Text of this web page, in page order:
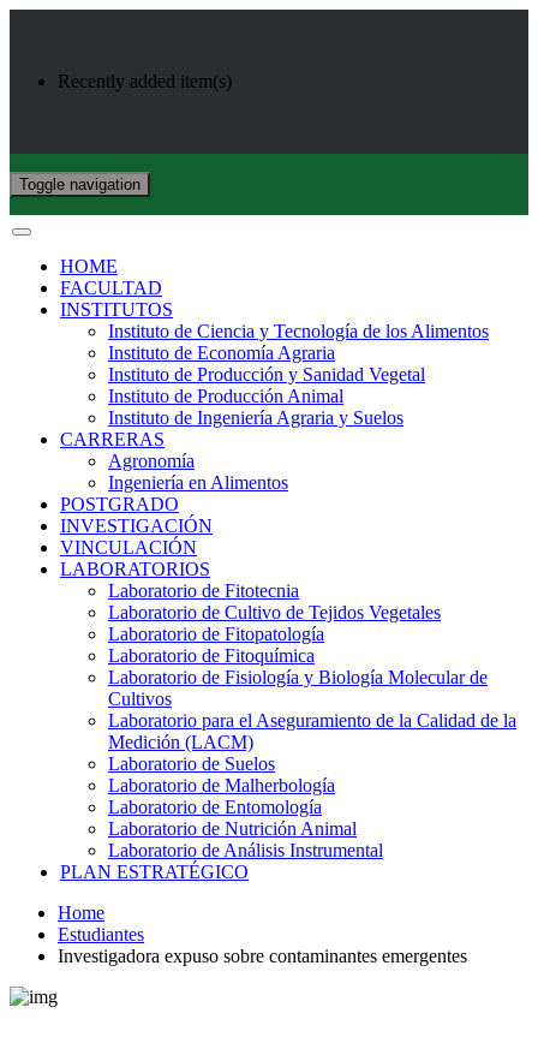
Recently added item(s)
Toggle navigation
HOME
FACULTAD
INSTITUTOS
Instituto de Ciencia y Tecnología de los Alimentos
Instituto de Economía Agraria
Instituto de Producción y Sanidad Vegetal
Instituto de Producción Animal
Instituto de Ingeniería Agraria y Suelos
CARRERAS
Agronomía
Ingeniería en Alimentos
POSTGRADO
INVESTIGACIÓN
VINCULACIÓN
LABORATORIOS
Laboratorio de Fitotecnia
Laboratorio de Cultivo de Tejidos Vegetales
Laboratorio de Fitopatología
Laboratorio de Fitoquímica
Laboratorio de Fisiología y Biología Molecular de
Cultivos
Laboratorio para el Aseguramiento de la Calidad de la
Medición (LACM)
Laboratorio de Suelos
Laboratorio de Malherbología
Laboratorio de Entomología
Laboratorio de Nutrición Animal
Laboratorio de Análisis Instrumental
PLAN ESTRATÉGICO
Home
Estudiantes
Investigadora expuso sobre contaminantes emergentes